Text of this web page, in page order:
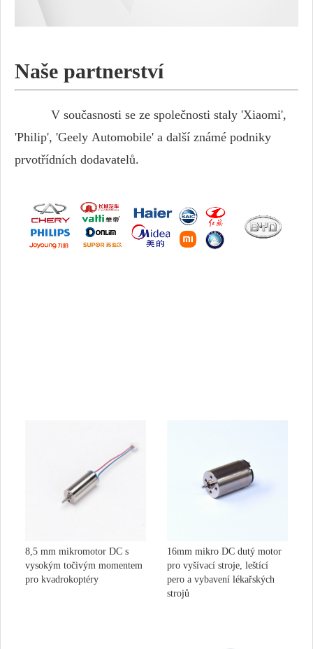
Naše partnerství
V současnosti se ze společnosti staly 'Xiaomi',
'Philip', 'Geely Automobile' a další známé podniky
prvotřídních dodavatelů.
8,5 mm mikromotor DC s
vysokým točivým momentem
pro kvadrokoptéry
16mm mikro DC dutý motor
pro vyšívací stroje, leštící
pero a vybavení lékařských
strojů